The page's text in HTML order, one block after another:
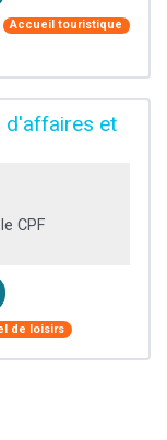
Accueil touristique
d'affaires et
CPF
de loisirs